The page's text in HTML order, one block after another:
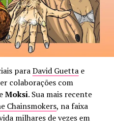
paraDavid Guetta e
colaborações com
eMoksi. Sua mais recente
Chainsmokers, na faixa
milhares de vezes em